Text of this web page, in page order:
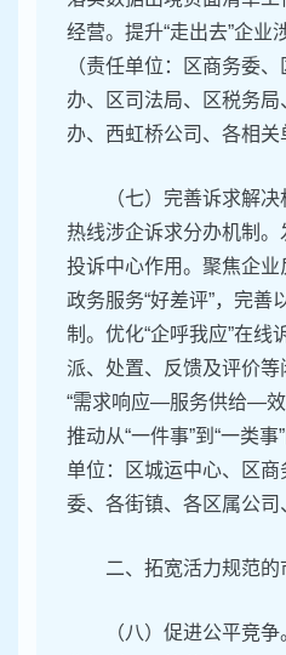
经营。提升“走出去”企业
（责任单位：区商务委
办、区司法局、区税务
办、西虹桥公司、各相关
（七）完善诉求解
热线涉企诉求分办机制
投诉中心作用。聚焦企
政务服务“好差评”，完善
制。优化“企呼我应”在线
派、处置、反馈及评价
“需求响应—服务供给—效
推动从“一件事”到“一类
单位：区城运中心、区
委、各街镇、各区属公司
二、拓宽活力规范的
（八）促进公平竞